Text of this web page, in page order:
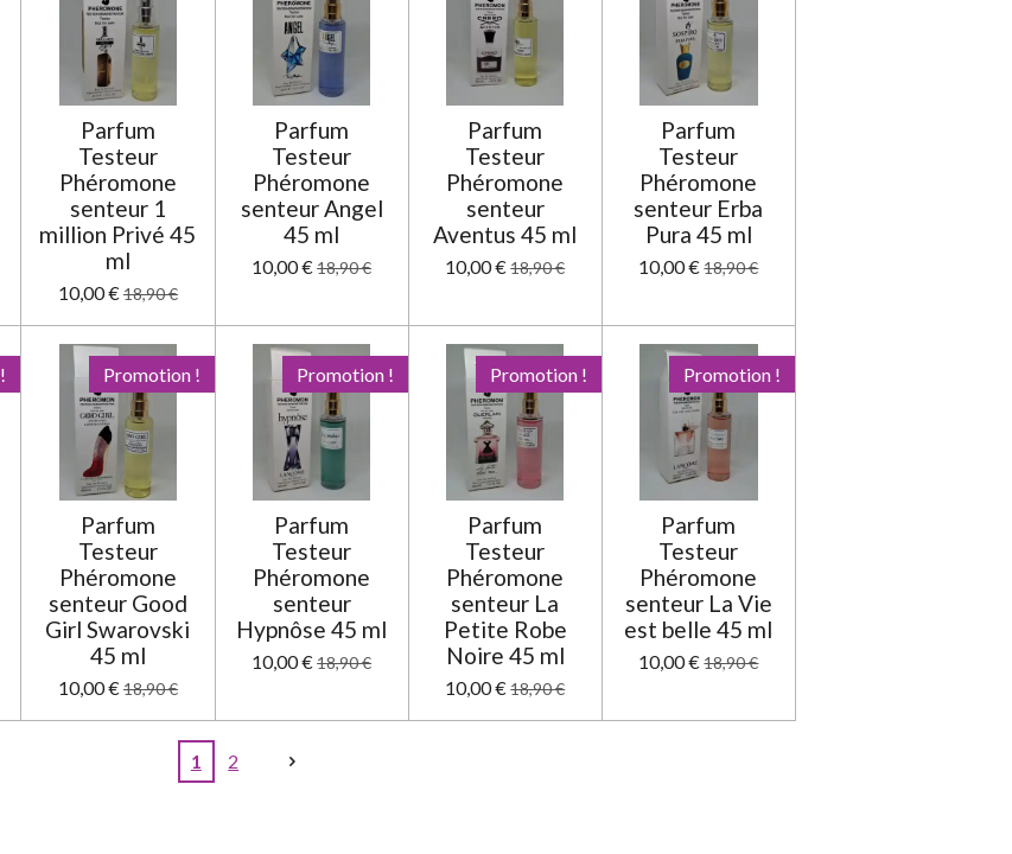
Parfum
Testeur
Phéromone
senteur 1
million Privé 45
ml
10,00 €18,90 €
Parfum
Testeur
Phéromone
senteur Angel
45 ml
10,00 €18,90 €
Parfum
Testeur
Phéromone
senteur
Aventus 45 ml
10,00 €18,90 €
Parfum
Testeur
Phéromone
senteur Erba
Pura 45 ml
10,00 € 18,90 €
Promotion !
Parfum
Testeur
Phéromone
senteur Good
Girl Swarovski
45 ml
10,00 €18,90 €
Promotion !
Parfum
Testeur
Phéromone
senteur
Hypnôse 45 ml
10,00 €18,90 €
Promotion !
Parfum
Testeur
Phéromone
senteur La
Petite Robe
Noire 45 ml
10,00 €18,90 €
Promotion !
Parfum
Testeur
Phéromone
senteur La Vie
est belle 45 ml
10,00 € 18,90 €
1 2